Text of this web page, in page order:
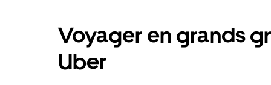
Voyager en grands
Uber